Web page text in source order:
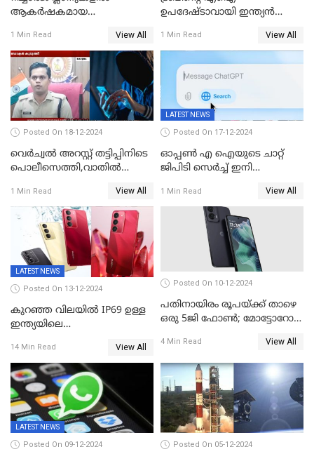
ആകർഷകമായ
വരുത്തി വിഐ
1 Min Read View All
ഉപദേഷ്ടാവായി ഇന്ത്യൻ
1 Min Read View All
Posted On 18-12-2024
വെർച്വൽ അറസ്റ്റ് തട്ടിപ്പിനിടെ
പൊലീസെത്തി,വാതില്‍
ഡോക്ടർ വിസമ്മതിച്ചിട്ടും
ഫോൺ വാങ്ങി;
നിർണായകമായത് ബാങ്കിന്റെ
സംശയം
1 Min Read View All
LATEST NEWS
Posted On 17-12-2024
ഓപ്പൺ എ ഐയുടെ ചാറ്റ്
ജിപിടി സെർച്ച് ഇനി
ഉപയോഗിക്കാം
1 Min Read View All
LATEST NEWS
Posted On 13-12-2024
കുറഞ്ഞ വിലയിൽ IP69 ഉള്ള
ഇന്ത്യയിലെ
സ്‌കാനര്‍, എല്‍ഇഡി
ഫ്‌ളാഷിനൊപ്പം രണ്ട് കാമറ
സെന്‍സറുകള്‍; റിയല്‍മി 14
എക്‌സ് 18ന് വിപണിയില്‍
14 Min Read View All
Posted On 10-12-2024
പതിനായിരം രൂപയ്ക്ക് താഴെ
ഒരു 5ജി ഫോൺ; മോട്ടോറോള
അവതരിപ്പിച്ചു
4 Min Read View All
LATEST NEWS
Posted On 09-12-2024 Posted On 05-12-2024